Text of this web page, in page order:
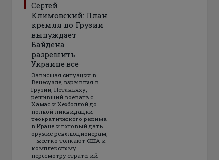
Сергей
Климовский: План
кремля по Грузии
вынуждает
Байдена
разрешить
Украине все
Зависшая ситуация в
Венесуэле, взрывная в
Грузии, Нетаньяху,
решивший воевать с
Хамас и Хезболлой до
полной ликвидации
теократического режима
в Иране и готовый дать
оружие революционерам,
– жестко толкают США к
комплексному
пересмотру стратегий